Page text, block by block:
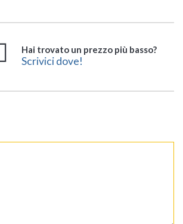
Hai trovato un prezzo più basso?
Scrivici dove!